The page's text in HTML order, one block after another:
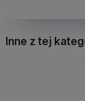
Inne z tej